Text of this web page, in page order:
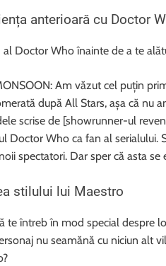
anterioară cu Doctor
al Doctor Who înainte de a te
Am văzut cel puțin
după All Stars, așa că nu
scrise de [showrunner-ul
Doctor Who ca fan al
spectatori. Dar sper că asta
stilului lui Maestro
te întreb în mod special despre
nu seamănă cu niciun alt